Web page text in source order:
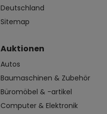
Deutschland
Sitemap
Auktionen
Autos
Baumaschinen & Zubehör
Büromöbel & -artikel
Computer & Elektronik